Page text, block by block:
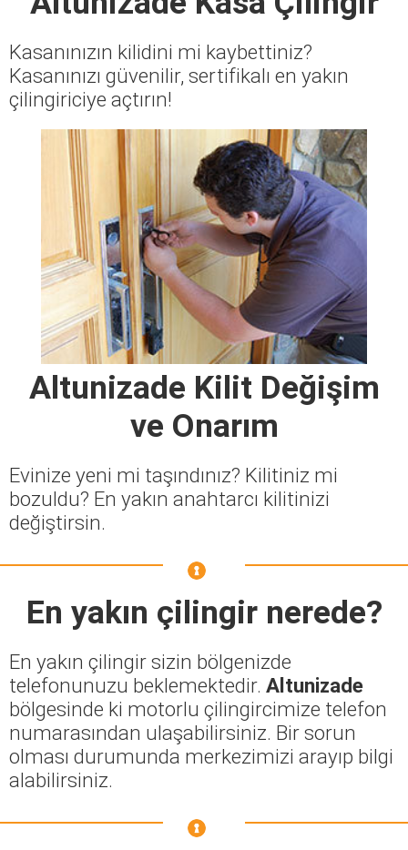
Kasanınızın kilidini mi kaybettiniz?
Kasanınızı güvenilir, sertifikalı en yakın
çilingiriciye açtırın!
Altunizade Kilit Değişim
ve Onarım
Evinize yeni mi taşındınız? Kilitiniz mi
bozuldu? En yakın anahtarcı kilitinizi
değiştirsin.
En yakın çilingir nerede?
En yakın çilingir sizin bölgenizde
telefonunuzu beklemektedir. Altunizade
bölgesinde ki motorlu çilingircimize telefon
numarasından ulaşabilirsiniz. Bir sorun
olması durumunda merkezimizi arayıp bilgi
alabilirsiniz.